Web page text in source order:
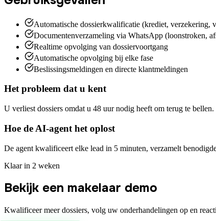
Automatische dossierkwalificatie (krediet, verzekering,
Documentenverzameling via WhatsApp (loonstroken,
Realtime opvolging van dossiervoortgang
Automatische opvolging bij elke fase
Beslissingsmeldingen en directe klantmeldingen
Het probleem dat u kent
U verliest dossiers omdat u 48 uur nodig heeft om terug te
Hoe de AI-agent het oplost
De agent kwalificeert elke lead in 5 minuten, verzamelt
Klaar in 2 weken
Bekijk een makelaar demo
Kwalificeer meer dossiers, volg uw onderhandelingen op en